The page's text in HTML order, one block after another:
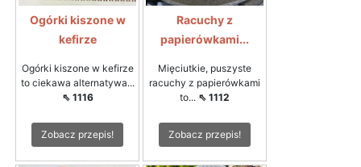
Ogórki kiszone w
kefirze
Ogórki kiszone w kefirze
to ciekawa alternatywa...
⇖ 1116
Zobacz przepis!
Racuchy z
papierówkami...
Mięciutkie, puszyste
racuchy z papierówkami
to... ⇖ 1112
Zobacz przepis!